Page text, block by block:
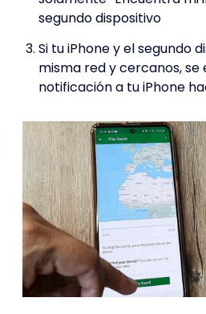
segundo dispositivo
Si tu iPhone y el segundo
misma red y cercanos, se
notificación a tu iPhone